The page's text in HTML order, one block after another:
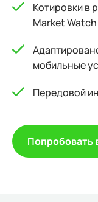
Котировки в
Market Watch
мобильные
Передовой
Попробовать